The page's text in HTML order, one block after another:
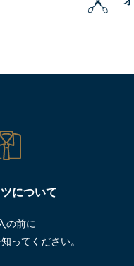
について
の前に
ってください。